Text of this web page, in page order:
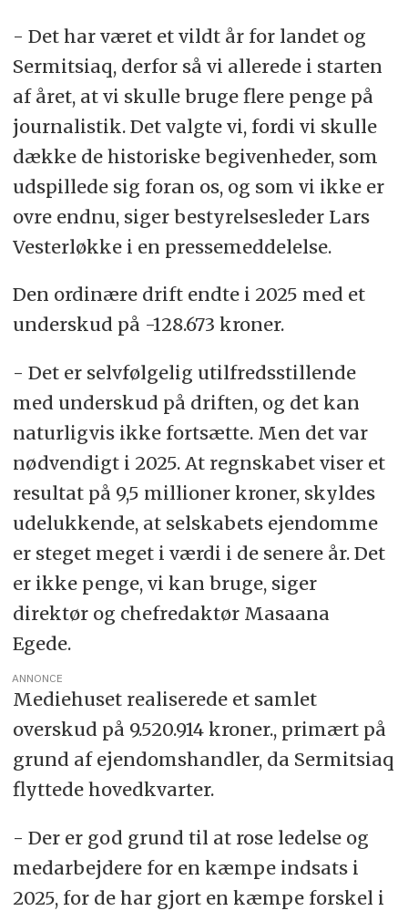
- Det har været et vildt år for landet og
Sermitsiaq, derfor så vi allerede i starten
af året, at vi skulle bruge flere penge på
journalistik. Det valgte vi, fordi vi skulle
dække de historiske begivenheder, som
udspillede sig foran os, og som vi ikke er
ovre endnu, siger bestyrelsesleder Lars
Vesterløkke i en pressemeddelelse.
Den ordinære drift endte i 2025 med et
underskud på -128.673 kroner.
- Det er selvfølgelig utilfredsstillende
med underskud på driften, og det kan
naturligvis ikke fortsætte. Men det var
nødvendigt i 2025. At regnskabet viser et
resultat på 9,5 millioner kroner, skyldes
udelukkende, at selskabets ejendomme
er steget meget i værdi i de senere år. Det
er ikke penge, vi kan bruge, siger
direktør og chefredaktør Masaana
Egede.
ANNONCE
Mediehuset realiserede et samlet
overskud på 9.520.914 kroner., primært på
grund af ejendomshandler, da Sermitsiaq
flyttede hovedkvarter.
- Der er god grund til at rose ledelse og
medarbejdere for en kæmpe indsats i
2025, for de har gjort en kæmpe forskel i